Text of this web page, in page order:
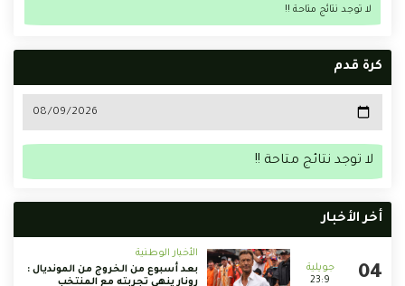
لا توجد نتائج متاحة !!
كرة قدم
لا توجد نتائج متاحة !!
أخر الأخبار
23:9
الأخبار الوطنية
بعد أسبوع من الخروج من المونديال :
رونار ينهي تجربته مع المنتخب